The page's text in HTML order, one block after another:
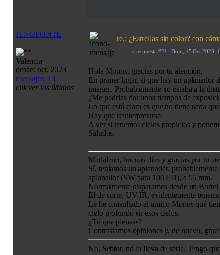
JENOFONTE
Valencia
desde: oct, 2023
mensajes: 14
clik ver los últimos
re.: ¿Estrellas sin color? con
« respuesta #22 : Dom, 15 Oct 2023,
Hola Monos, gracias por tu atención.
En primer lugar, sí que hay un aplanador
imagen. Probablemente no estaba a la
¿Me podrías dar unos tiempos de
Lo que está claro es que no tiene nada
Hay que reinterpretarse.
A ver si tenemos cielos propicios y
Saludos.
Madaleno, buenos días y gracias por tu
Sí, teníamos un aplanador,
aplanador (SW para 100 ED), a 55 mm.
Normalmente disparamos desde un
El de corte, UV-IR, evidentemente
Le he consultado al amigo Monos qué
cielo profundo en esos cielos.
¿Tú que piensas?
Contrastamos opiniones y, de nuevo,
No, Sebtor, no lo lleva de serie. Tengo